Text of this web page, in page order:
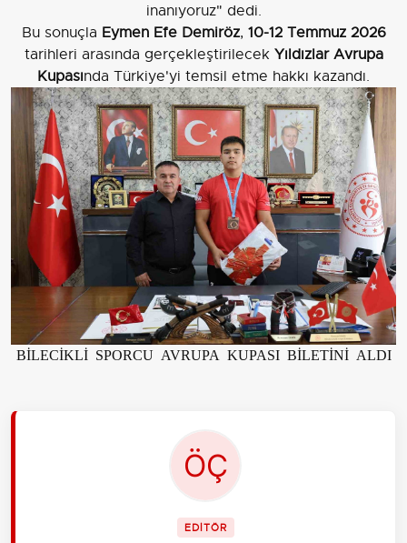
inanıyoruz" dedi.
Bu sonuçla Eymen Efe Demiröz, 10-12 Temmuz 2026
tarihleri arasında gerçekleştirilecek Yıldızlar Avrupa
Kupasında Türkiye'yi temsil etme hakkı kazandı.
BİLECİKLİ SPORCU AVRUPA KUPASI BİLETİNİ ALDI
EDİTÖR